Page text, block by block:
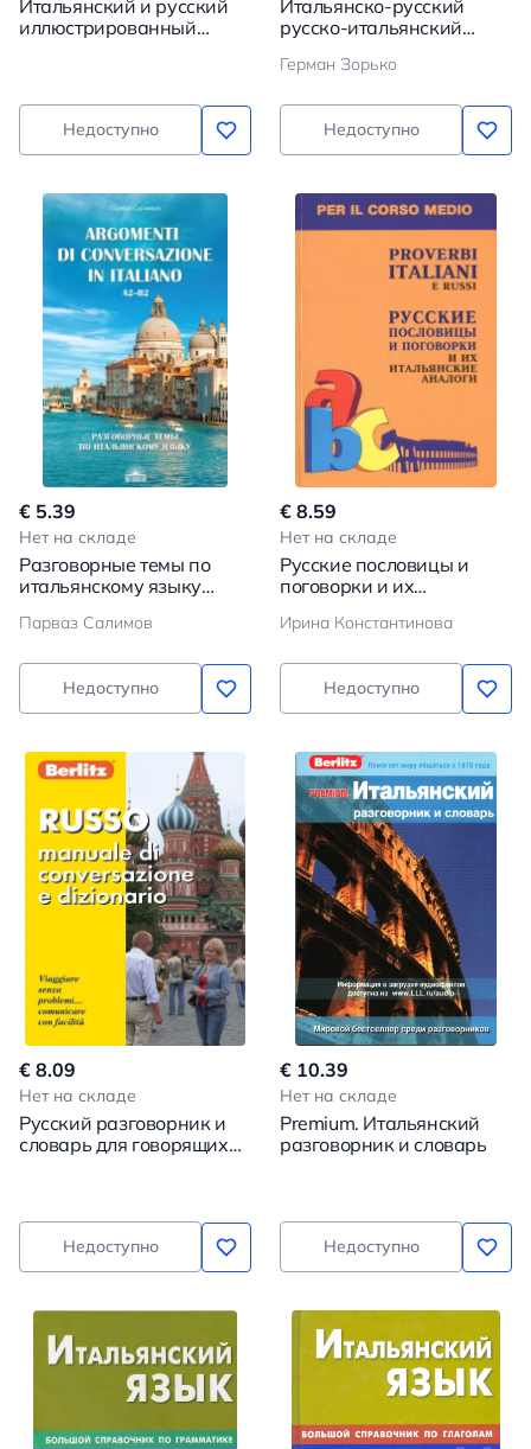
Итальянский и русский
иллюстрированный
Недоступно
Итальянско-русский
русско-итальянский
Герман Зорько
Недоступно
€ 5.39
Нет на складе
Разговорные темы по
итальянскому языку
conversazione in italiano).
Парваз Салимов
Недоступно
€ 8.59
Нет на складе
Русские пословицы и
поговорки и их
Ирина Константинова
Недоступно
€ 8.09
Нет на складе
Русский разговорник и
словарь для говорящих
Недоступно
€ 10.39
Нет на складе
Premium. Итальянский
разговорник и словарь
Недоступно